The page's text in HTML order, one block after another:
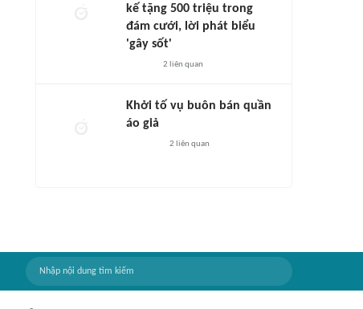
kế tặng 500 triệu trong
đám cưới, lời phát biểu
'gây sốt'
2 liên quan
Khởi tố vụ buôn bán quần
áo giả
2 liên quan